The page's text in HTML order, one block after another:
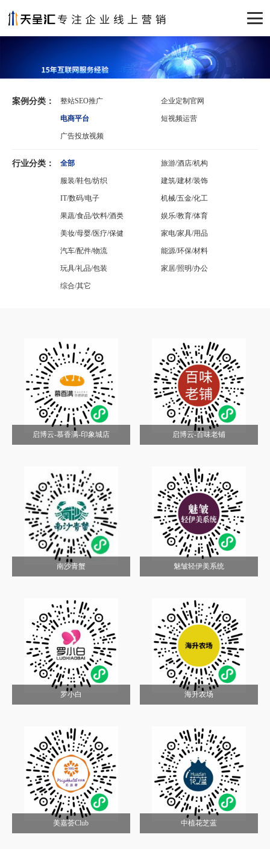
案例分类： 整站SEO推广 企业定制官网
电商平台 短视频运营
广告投放视频
行业分类： 全部 旅游/酒店/机构
服装/鞋包/纺织 建筑/建材/装饰
IT/数码/电子 机械/五金/化工
果蔬/食品/饮料/酒类 娱乐/教育/体育
美妆/母婴/医疗/保健 家电/家具/用品
汽车/配件/物流 能源/环保/材料
玩具/礼品/包装 家居/照明/办公
综合/其它
启博云-慕香满-印象城店 启博云-百味老铺
南沙青蟹 魅皱轻伊美系统
罗小白 海升农场
美嘉荟Club 中植花芝蓝